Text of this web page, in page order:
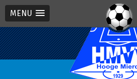
MENU
Spring
naar
de
Door
naar
de
Spring
naar
de